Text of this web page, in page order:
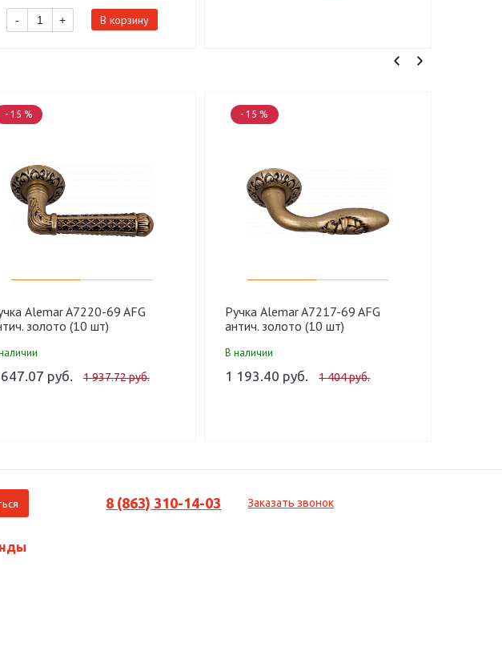
- + В корзину
- 15 %
Alemar A7220-69 AFG
золото (10 шт)
руб. 1 937.72 руб.
- 15 %
Ручка Alemar A7217-69 AFG
антич. золото (10 шт)
В наличии
1 193.40 руб. 1 404 руб.
8 (863) 310-14-03 Заказать звонок